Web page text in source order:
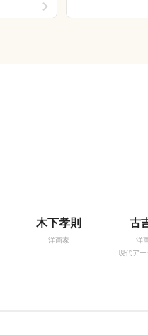
木下孝則
洋画家
古
洋
現代ア